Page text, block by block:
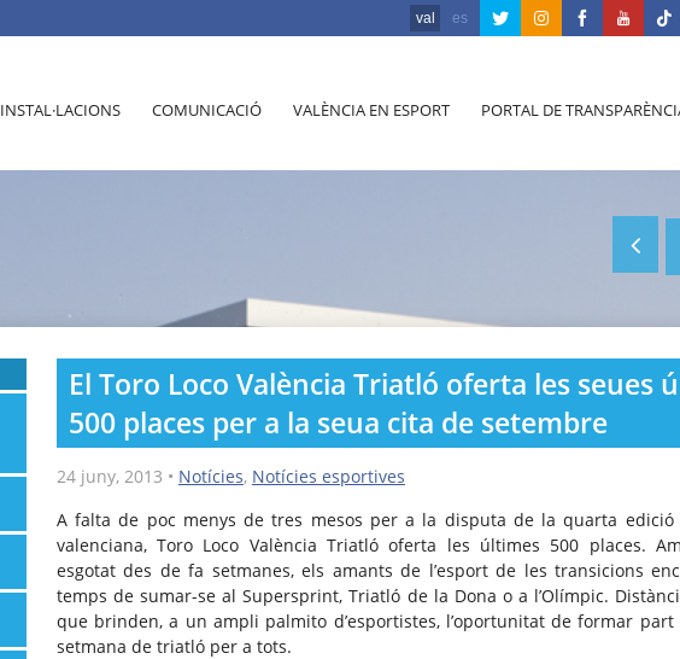
val es
INSTAL·LACIONS COMUNICACIÓ VALÈNCIA EN ESPORT PORTAL DE
El Toro Loco València Triatló oferta les seues
500 places per a la seua cita de setembre
24 juny, 2013 • Notícies, Notícies esportives
A falta de poc menys de tres mesos per a la disputa de la quarta edició
valenciana, Toro Loco València Triatló oferta les últimes 500 places.
esgotat des de fa setmanes, els amants de l’esport de les transicions
temps de sumar-se al Supersprint, Triatló de la Dona o a l’Olímpic.
que brinden, a un ampli palmito d’esportistes, l’oportunitat de formar part
setmana de triatló per a tots.